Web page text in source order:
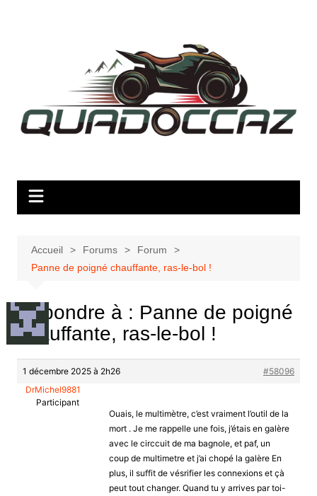
Accueil Forums
Forum
Panne de poigné chauffante, ras-le-bol !
Répondre à : Panne de poigné
chauffante, ras-le-bol !
1 décembre 2025 à 2h26
#58096
DrMichel9881
Participant
Ouais, le multimètre, c’est vraiment l’outil de la
mort . Je me rappelle une fois, j’étais en galère
avec le circcuit de ma bagnole, et paf, un
coup de multimetre et j’ai chopé la galère En
plus, il suffit de vésrifier les connexions et çà
peut tout changer. Quand tu y arrives par toi-